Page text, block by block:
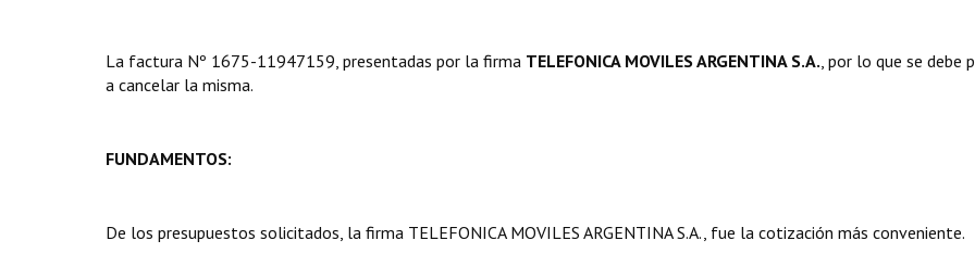
La factura Nº 1675-11947159, presentadas por la firma TELEFONICA MOVILES ARGENTINA S.A., por lo que se debe
a cancelar la misma.
FUNDAMENTOS:
De los presupuestos solicitados, la firma TELEFONICA MOVILES ARGENTINA S.A., fue la cotización más conveniente.